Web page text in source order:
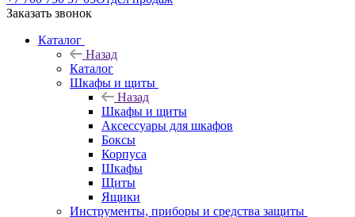
Заказать звонок
Каталог
Назад
Каталог
Шкафы и щиты
Назад
Шкафы и щиты
Аксессуары для шкафов
Боксы
Корпуса
Шкафы
Щиты
Ящики
Инструменты, приборы и средства защиты